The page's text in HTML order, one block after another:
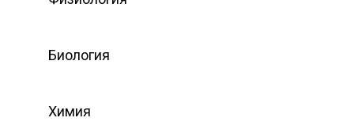
Биология
Химия